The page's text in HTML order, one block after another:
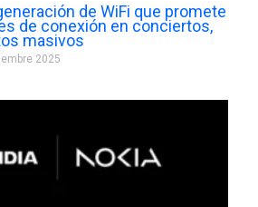
de WiFi que promete
de conexión en conciertos,
masivos
2025